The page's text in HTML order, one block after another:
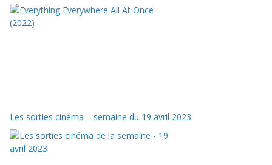
Les sorties cinéma – semaine du 19 avril 2023